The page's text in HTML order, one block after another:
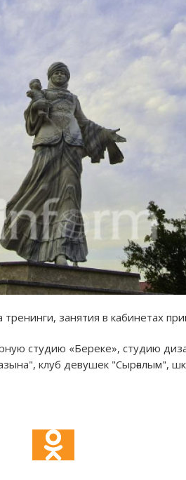
занятия в кабинетах
студию «Береке», студию
клуб девушек "Сырғалым",